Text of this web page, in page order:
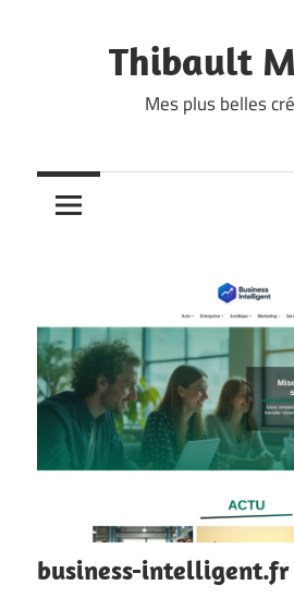
Thibault
Mes plus belles
business-intelligent.fr